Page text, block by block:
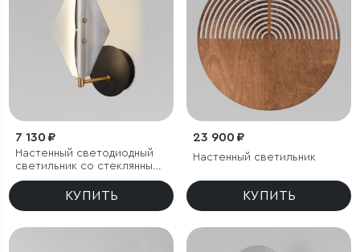
7 130 ₽
Настенный светодиодный
светильник со стеклянным
плафоном
КУПИТЬ
23 900 ₽
Настенный светильник
КУПИТЬ